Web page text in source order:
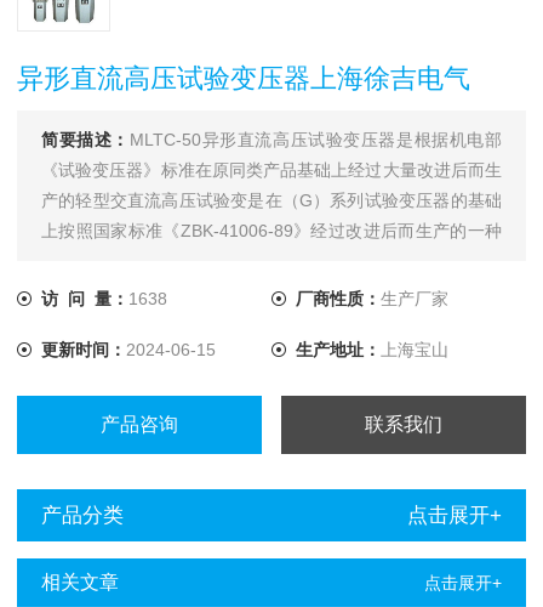
异形直流高压试验变压器上海徐吉电气
简要描述： MLTC-50异形直流高压试验变压器是根据机电部
《试验变压器》标准在原同类产品基础上经过大量改进后而生
产的轻型交直流高压试验变是在（G）系列试验变压器的基础
上按照国家标准《ZBK-41006-89》经过改进后而生产的一种
访 问 量： 1638 厂商性质： 生产厂家
更新时间： 2024-06-15 生产地址： 上海宝山
产品咨询 联系我们
产品分类 点击展开+
相关文章 点击展开+